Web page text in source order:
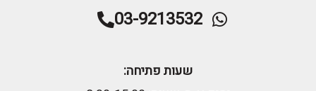
03-9213532
שעות פתיחה: